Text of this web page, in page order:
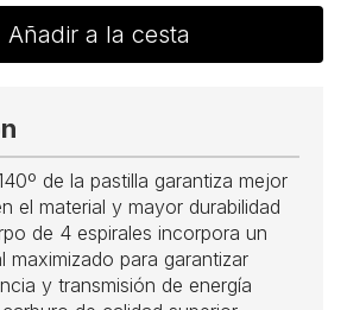
Añadir a la cesta
de la pastilla garantiza mejor
el material y mayor durabilidad
de 4 espirales incorpora un
maximizado para garantizar
y transmisión de energía